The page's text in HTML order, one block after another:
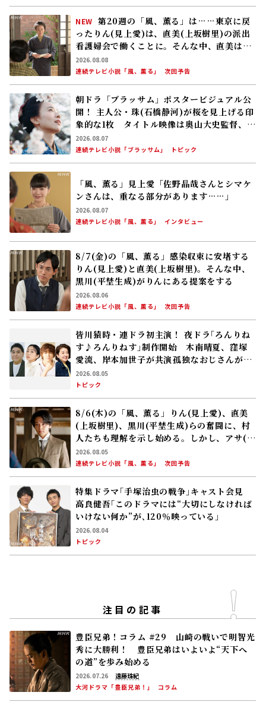
NEW 第20週の「風、薫る」は……東京に戻
ったりん(見上愛)は、直美(上坂樹里)の派出
看護婦会で働くことに。そんな中、直美は自
分の理想とした無償の看護を始める
2026.08.08
連続テレビ小説「風、薫る」
次回予告
朝ドラ「ブラッサム」ポスタービジュアル公
開！ 主人公・珠(石橋静河)が桜を見上げる印
象的な1枚 タイトル映像は奥山大史監督、語
りは三條雅幸アナ 2026年度後期放送
2026.08.07
連続テレビ小説「ブラッサム」
トピック
「風、薫る」見上愛「佐野晶哉さんとシマケ
ンさんは、重なる部分があります……」
2026.08.07
連続テレビ小説「風、薫る」
インタビュー
8/7(金)の「風、薫る」感染収束に安堵する
りん(見上愛)と直美(上坂樹里)。そんな中、
黒川(平埜生成)がりんにある提案をする
2026.08.06
連続テレビ小説「風、薫る」
次回予告
皆川猿時・連ドラ初主演！ 夜ドラ｢ろんりね
す♪ろんりねす｣制作開始 木南晴夏、窪塚
愛流、岸本加世子が共演――孤独なおじさんが､
人生でやり残したことに向き合う
2026.08.05
トピック
8/6(木)の「風、薫る」りん(見上愛)、直美
(上坂樹里)、黒川(平埜生成)らの奮闘に、村
人たちも理解を示し始める。しかし、アサ(美
山加恋)の容体はなかなか改善せず……
2026.08.05
連続テレビ小説「風、薫る」
次回予告
特集ドラマ｢手塚治虫の戦争｣キャスト会見
高良健吾｢このドラマには“大切にしなければ
いけない何か”が､120％映っている」
2026.08.04
トピック
注目の記事
豊臣兄弟！コラム #29 山崎の戦いで明智光
秀に大勝利！ 豊臣兄弟はいよいよ“天下へ
の道”を歩み始める
2026.07.26
遠藤珠紀
大河ドラマ「豊臣兄弟！」
コラム